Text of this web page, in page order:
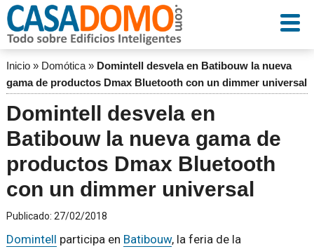
Inicio» Domótica» Domintell desvela en Batibouw la nueva
gama de productos Dmax Bluetooth con un dimmer universal
Domintell desvela en
Batibouw la nueva gama de
productos Dmax Bluetooth
con un dimmer universal
Publicado: 27/02/2018
Domintell participa en Batibouw, la feria de la